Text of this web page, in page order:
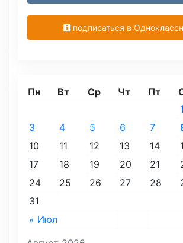
подписаться в
Пн Вт Ср Чт Пт
« Июл
1
3
4 5 6 7
10
11 12 13 14
17
18 19 20 21
24
25 26 27 28
31